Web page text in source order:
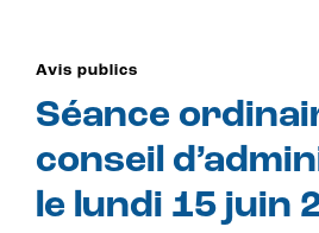
Avis publics
Séance
conseil
le lundi 15 juin